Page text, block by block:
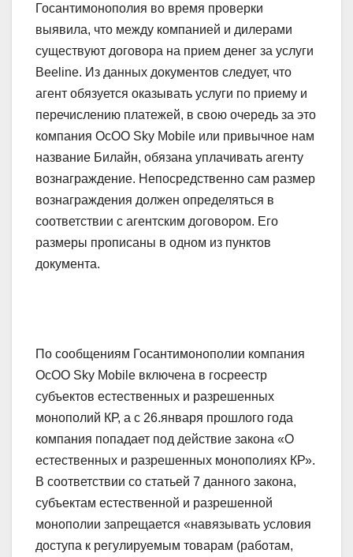
Госантимонополия во время проверки
выявила, что между компанией и дилерами
существуют договора на прием денег за услуги
Beeline. Из данных документов следует, что
агент обязуется оказывать услуги по приему и
перечислению платежей, в свою очередь за это
компания ОсОО Sky Mobile или привычное нам
название Билайн, обязана уплачивать агенту
вознаграждение. Непосредственно сам размер
вознаграждения должен определяться в
соответствии с агентским договором. Его
размеры прописаны в одном из пунктов
документа.
По сообщениям Госантимонополии компания
ОсОО Sky Mobile включена в госреестр
субъектов естественных и разрешенных
монополий КР, а с 26.января прошлого года
компания попадает под действие закона «О
естественных и разрешенных монополиях КР».
В соответствии со статьей 7 данного закона,
субъектам естественной и разрешенной
монополии запрещается «навязывать условия
доступа к регулируемым товарам (работам,